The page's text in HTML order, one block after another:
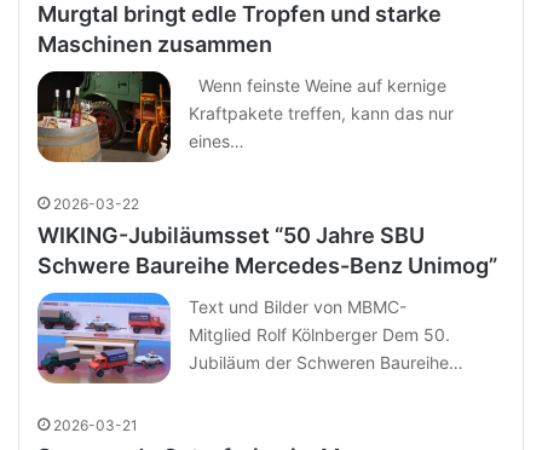
Murgtal bringt edle Tropfen und starke
Maschinen zusammen
Wenn feinste Weine auf kernige
Kraftpakete treffen, kann das nur
eines…
2026-03-22
WIKING-Jubiläumsset “50 Jahre SBU
Schwere Baureihe Mercedes-Benz Unimog”
Text und Bilder von MBMC-
Mitglied Rolf Kölnberger Dem 50.
Jubiläum der Schweren Baureihe…
2026-03-21